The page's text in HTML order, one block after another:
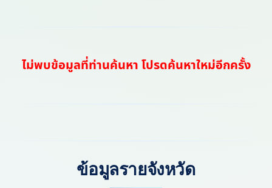
ไม่พบข้อมูลที่ท่านค้นหา โปรดค้นหาใหม่อีกครั้ง
ข้อมูลรายจังหวัด